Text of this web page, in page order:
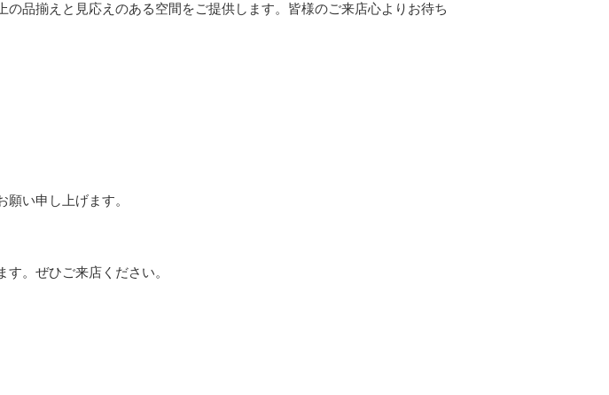
品揃えと見応えのある空間をご提供します。皆様のご来店心よりお待ち
い申し上げます。
。ぜひご来店ください。